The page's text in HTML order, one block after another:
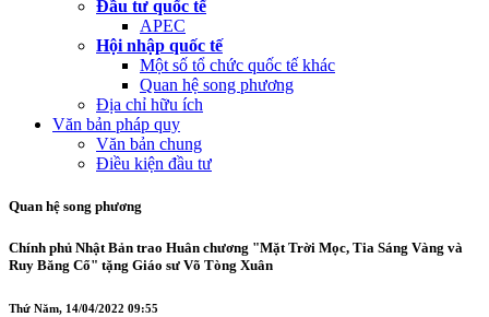
Đầu tư quốc tế
APEC
Hội nhập quốc tế
Một số tổ chức quốc tế khác
Quan hệ song phương
Địa chỉ hữu ích
Văn bản pháp quy
Văn bản chung
Điều kiện đầu tư
Quan hệ song phương
Chính phủ Nhật Bản trao Huân chương "Mặt Trời Mọc, Tia Sáng Vàng và
Ruy Băng Cổ" tặng Giáo sư Võ Tòng Xuân
Thứ Năm, 14/04/2022 09:55